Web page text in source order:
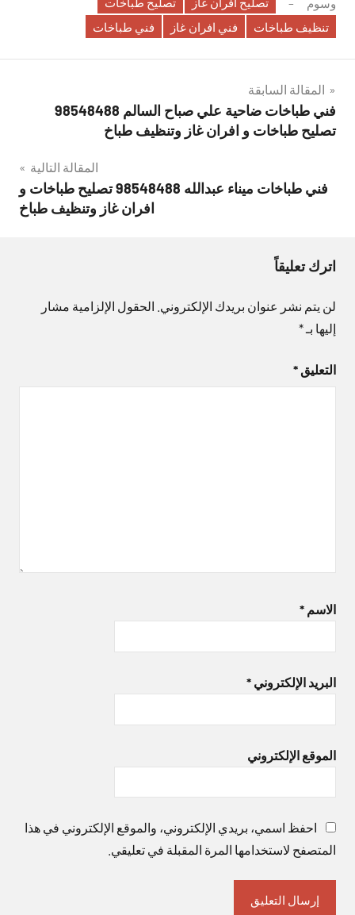
وسوم
تنظيف طباخات
فني افران غاز فني طباخات
تصفّح
المقالات
المقالة السابقة
فني طباخات ضاحية علي صباح السالم 98548488
تصليح طباخات و افران غاز وتنظيف طباخ
المقالة التالية
فني طباخات ميناء عبدالله 98548488 تصليح طباخات و
افران غاز وتنظيف طباخ
اترك تعليقاً
لن يتم نشر عنوان بريدك الإلكتروني. الحقول الإلزامية مشار
إليها بـ*
التعليق *
الاسم *
البريد الإلكتروني *
الموقع الإلكتروني
احفظ اسمي، بريدي الإلكتروني، والموقع الإلكتروني في هذا
المتصفح لاستخدامها المرة المقبلة في تعليقي.